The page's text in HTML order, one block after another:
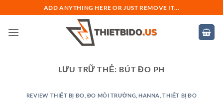
qua
nội
ADD ANYTHING HERE OR JUST REMOVE IT...
LƯU TRỮ THẺ: BÚT ĐO PH
REVIEW THIẾT BỊ ĐO ĐO MÔI TRƯỜNG ,HANNA ,THIẾT BỊ ĐO